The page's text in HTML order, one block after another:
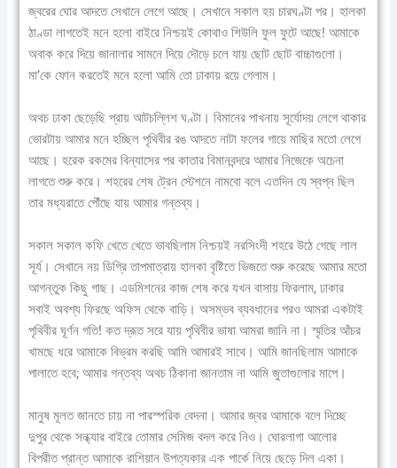
জ্বরের ঘোর আদতে সেখানে লেগে আছে। সেখানে সকাল হয় চারঘণ্টা পর। হালকা
ঠাণ্ডা লাগতেই মনে হলো বাইরে নিশ্চয়ই কোথাও শিউলি ফুল ফুটে আছে! আমাকে
অবাক করে দিয়ে জানালার সামনে দিয়ে দৌড়ে চলে যায় ছোট ছোট বাচ্চাগুলো।
মা’কে ফোন করতেই মনে হলো আমি তো ঢাকায় রয়ে গেলাম।
অথচ ঢাকা ছেড়েছি প্রায় আটচল্লিশ ঘণ্টা। বিমানের পাখনায় সূর্যোদয় লেগে থাকার
ভোরটায় আমার মনে হচ্ছিল পৃথিবীর রঙ আদতে নাটা ফলের গায়ে মাছির মতো লেগে
আছে। হরেক রকমের বিন্যাসের পর কাতার বিমানবন্দরে আমার নিজেকে অচেনা
লাগতে শুরু করে। শহরের শেষ ট্রেন স্টেশনে নামবো বলে এতদিন যে স্বপ্ন ছিল
তার মধ্যরাতে পৌঁছে যায় আমার গন্তব্য।
সকাল সকাল কফি খেতে খেতে ভাবছিলাম নিশ্চয়ই নরসিংদী শহরে উঠে গেছে লাল
সূর্য। সেখানে নয় ডিগ্রি তাপমাত্রায় হালকা বৃষ্টিতে ভিজতে শুরু করেছে আমার মতো
আগন্তুক কিছু গাছ। এডমিশনের কাজ শেষ করে যখন বাসায় ফিরলাম, ঢাকার
সবাই অবশ্য ফিরছে অফিস থেকে বাড়ি। অসম্ভব ব্যবধানের পরও আমরা একটাই
পৃথিবীর ঘূর্ণন গতি! কত দ্রূত সরে যায় পৃথিবীর ভাষা আমরা জানি না। স্মৃতির আঁচর
খামছে ধরে আমাকে বিভ্রম করছি আমি আমারই সাথে। আমি জানছিলাম আমাকে
পালাতে হবে; আমার গন্তব্য অথচ ঠিকানা জানতাম না আমি জুতাগুলোর মাপে।
মানুষ মূলত জানতে চায় না পারস্পরিক বেদনা। আমার জ্বর আমাকে বলে দিচ্ছে
দুপুর থেকে সন্ধ্যার বাইরে তোমার সেমিজ বদল করে নিও। ঘোরলাগা আলোর
বিপরীত প্রান্ত আমাকে রাশিয়ান উপত্যকার এক পার্কে নিয়ে ছেড়ে দিল একা।